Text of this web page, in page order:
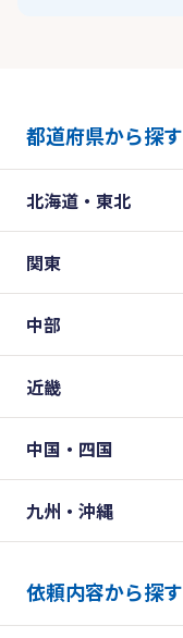
都道府県から探す
北海道・東北
関東
中部
近畿
中国・四国
九州・沖縄
依頼内容から探す